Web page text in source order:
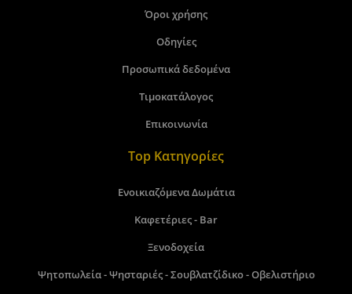
Όροι χρήσης
Οδηγίες
Προσωπικά δεδομένα
Τιμοκατάλογος
Επικοινωνία
Top Κατηγορίες
Ενοικιαζόμενα Δωμάτια
Καφετέριες - Bar
Ξενοδοχεία
Ψητοπωλεία - Ψησταριές - Σουβλατζίδικο - Οβελιστήριο